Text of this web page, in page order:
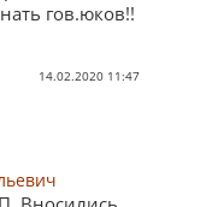
гов.юков!!
14.02.2020 11:47